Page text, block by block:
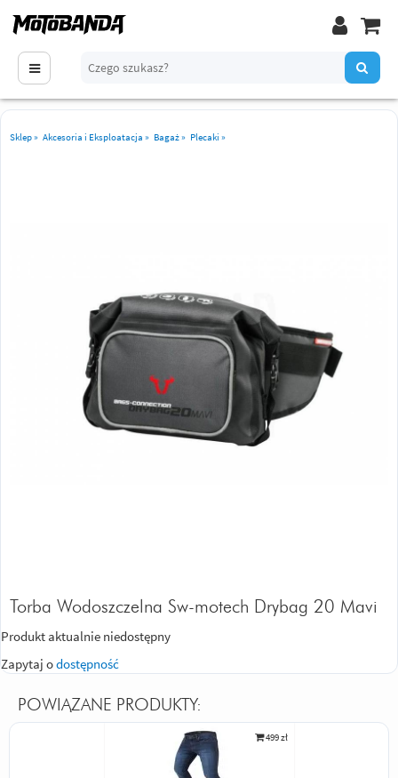
Sklep» Akcesoria i Eksploatacja » Bagaż» Plecaki »
Torba Wodoszczelna Sw-motech Drybag 20 Mavi
Produkt aktualnie niedostępny
Zapytaj odostępność
POWIĄZANE PRODUKTY:
499 zł